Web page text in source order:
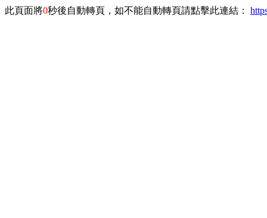
此頁面將0秒後自動轉頁，如不能自動轉頁請點擊此連結：